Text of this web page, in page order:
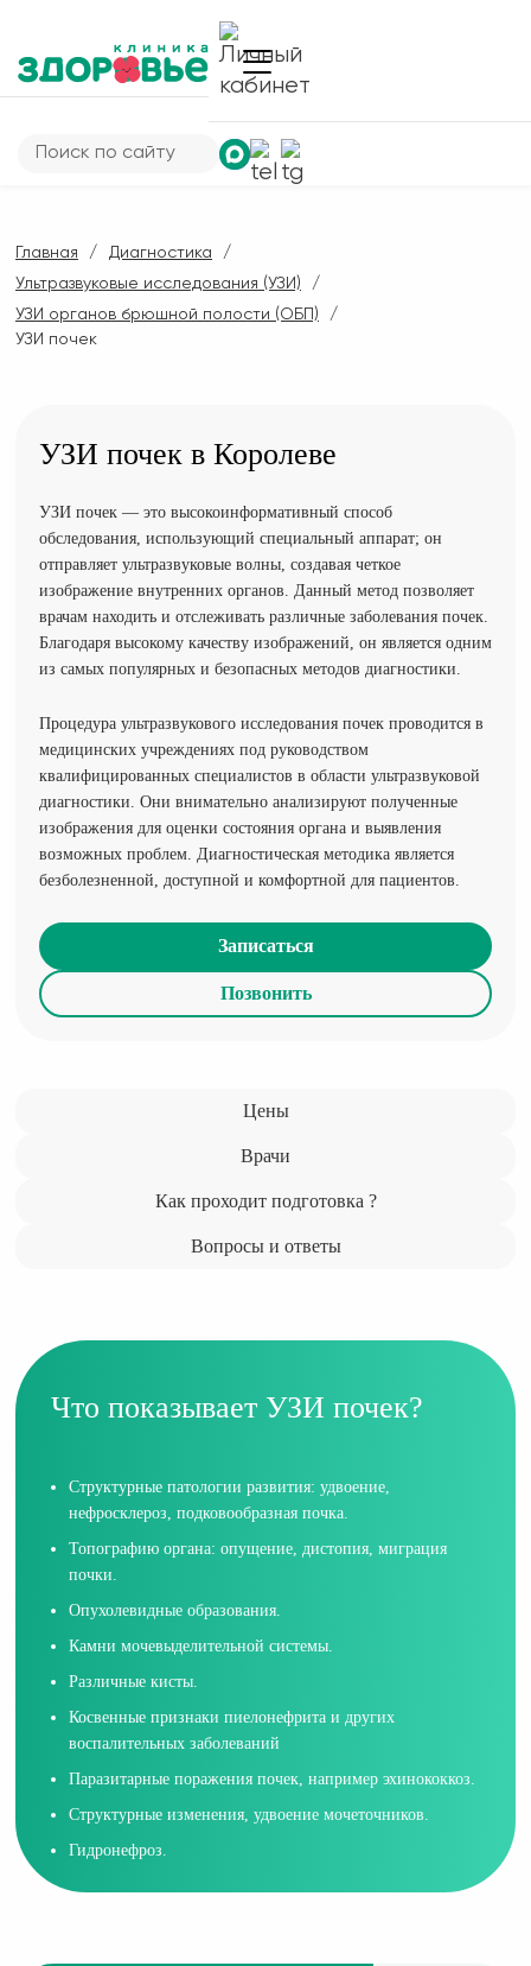
Главная
Диагностика
Ультразвуковые исследования (УЗИ)
УЗИ органов брюшной полости (ОБП)
УЗИ почек
УЗИ почек в Королеве
УЗИ почек — это высокоинформативный способ
обследования, использующий специальный аппарат; он
отправляет ультразвуковые волны, создавая четкое
изображение внутренних органов. Данный метод позволяет
врачам находить и отслеживать различные заболевания почек.
Благодаря высокому качеству изображений, он является одним
из самых популярных и безопасных методов диагностики.
Процедура ультразвукового исследования почек проводится в
медицинских учреждениях под руководством
квалифицированных специалистов в области ультразвуковой
диагностики. Они внимательно анализируют полученные
изображения для оценки состояния органа и выявления
возможных проблем. Диагностическая методика является
безболезненной, доступной и комфортной для пациентов.
Записаться
Позвонить
Цены
Врачи
Как проходит подготовка ?
Вопросы и ответы
Что показывает УЗИ почек?
Структурные патологии развития: удвоение,
нефросклероз, подковообразная почка.
Топографию органа: опущение, дистопия, миграция
почки.
Опухолевидные образования.
Камни мочевыделительной системы.
Различные кисты.
Косвенные признаки пиелонефрита и других
воспалительных заболеваний
Паразитарные поражения почек, например эхинококкоз.
Структурные изменения, удвоение мочеточников.
Гидронефроз.